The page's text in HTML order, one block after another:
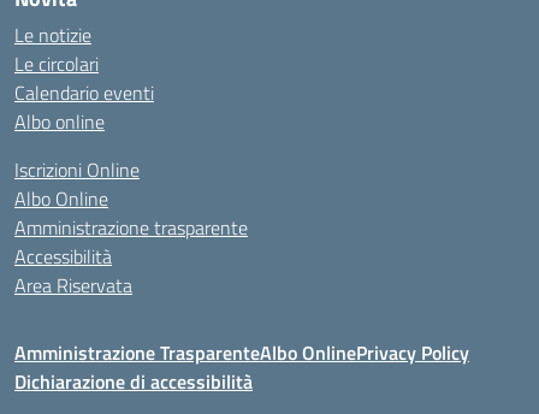
Le notizie
Le circolari
Calendario eventi
Albo online
Iscrizioni Online
Albo Online
Amministrazione trasparente
Accessibilità
Area Riservata
Amministrazione TrasparenteAlbo OnlinePrivacy Policy
Dichiarazione di accessibilità